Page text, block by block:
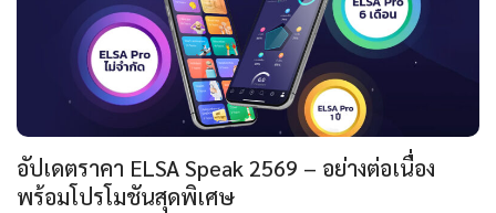
อัปเดตราคา ELSA Speak 2569 – อย่างต่อเนื่อง
พร้อมโปรโมชันสุดพิเศษ